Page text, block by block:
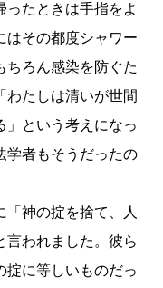
ったときは手指をよ
はその都度シャワー
ちろん感染を防ぐた
わたしは清いが世間
」という考えになっ
学者もそうだったの
神の掟を捨て、人
言われました。彼ら
掟に等しいものだっ